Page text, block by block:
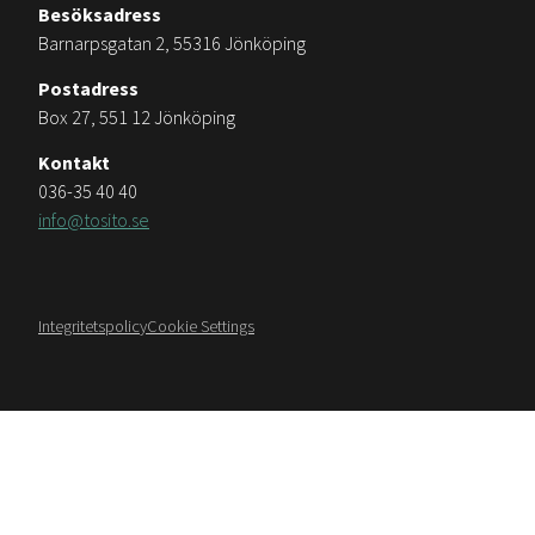
Besöksadress
Barnarpsgatan 2, 55316 Jönköping
Postadress
Box 27, 551 12 Jönköping
Kontakt
036-35 40 40
info@tosito.se
IntegritetspolicyCookie Settings